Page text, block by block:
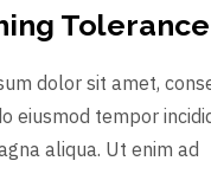
Tolerance
dolor sit amet,
eiusmod tempor
aliqua. Ut enim ad